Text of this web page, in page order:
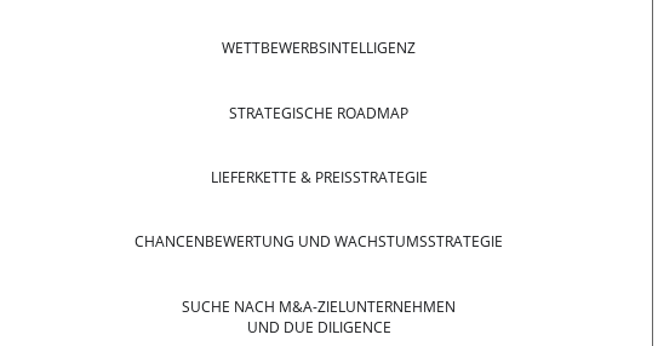
WETTBEWERBSINTELLIGENZ
STRATEGISCHE ROADMAP
LIEFERKETTE & PREISSTRATEGIE
CHANCENBEWERTUNG UND WACHSTUMSSTRATEGIE
SUCHE NACH M&A-ZIELUNTERNEHMEN
UND DUE DILIGENCE